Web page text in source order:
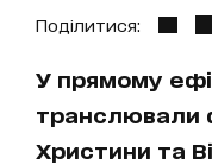
Поділитися:
У прямому
транслювали
Христини та